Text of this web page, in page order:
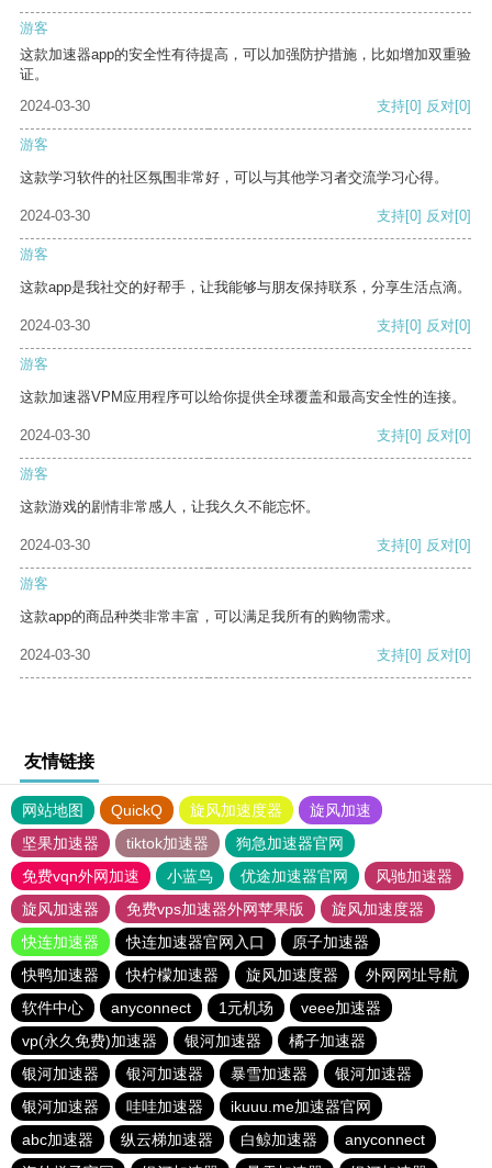
游客
这款加速器app的安全性有待提高，可以加强防护措施，比如增加双重验
证。
2024-03-30
支持[0] 反对[0]
游客
这款学习软件的社区氛围非常好，可以与其他学习者交流学习心得。
2024-03-30 支持[0] 反对[0]
游客
这款app是我社交的好帮手，让我能够与朋友保持联系，分享生活点滴。
2024-03-30 支持[0] 反对[0]
游客
这款加速器VPM应用程序可以给你提供全球覆盖和最高安全性的连接。
2024-03-30 支持[0] 反对[0]
游客
这款游戏的剧情非常感人，让我久久不能忘怀。
2024-03-30 支持[0] 反对[0]
游客
这款app的商品种类非常丰富，可以满足我所有的购物需求。
2024-03-30 支持[0] 反对[0]
友情链接
网站地图 QuickQ 旋风加速度器
旋风加速
坚果加速器
tiktok加速器
狗急加速器官网
免费vqn外网加速
小蓝鸟 优途加速器官网
风驰加速器
旋风加速器
免费vps加速器外网苹果版
旋风加速度器
快连加速器
快连加速器官网入口
原子加速器
快鸭加速器
快柠檬加速器 旋风加速度器
外网网址导航
软件中心
anyconnect 1元机场
veee加速器
vp(永久免费)加速器
银河加速器
橘子加速器
银河加速器
银河加速器 暴雪加速器
银河加速器
银河加速器
哇哇加速器
ikuuu.me加速器官网
abc加速器
纵云梯加速器 白鲸加速器
anyconnect